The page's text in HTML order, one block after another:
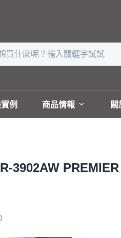
例 商品情報 關
3902AW